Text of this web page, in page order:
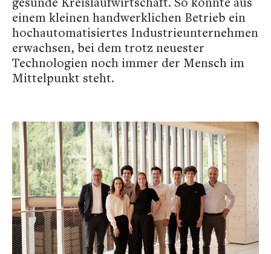
einem kleinen handwerklichen Betrieb ein
hochautomatisiertes Industrieunternehmen
erwachsen, bei dem trotz neuester
Technologien noch immer der Mensch im
Mittelpunkt steht.